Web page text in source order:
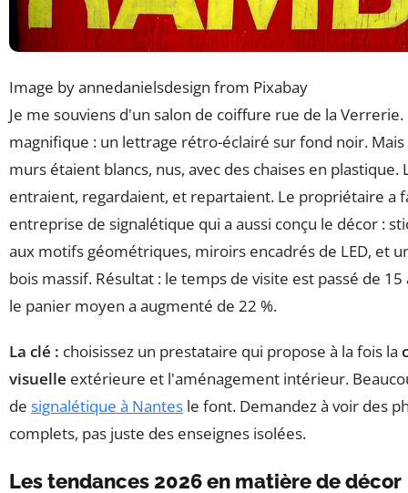
Image by annedanielsdesign from Pixabay
Je me souviens d'un salon de coiffure rue de la
magnifique : un lettrage rétro-éclairé sur fond noir.
murs étaient blancs, nus, avec des chaises en plastique.
entraient, regardaient, et repartaient. Le propriétaire a
entreprise de signalétique qui a aussi conçu le décor :
aux motifs géométriques, miroirs encadrés de LED, et
bois massif. Résultat : le temps de visite est passé de
le panier moyen a augmenté de 22 %.
La clé : choisissez un prestataire qui propose à la fois la
visuelle extérieure et l'aménagement intérieur.
de signalétique à Nantes le font. Demandez à voir des
complets, pas juste des enseignes isolées.
Les tendances 2026 en matière de décor